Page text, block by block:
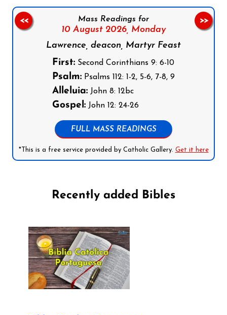
Mass Readings for
10 August 2026, Monday
Lawrence, deacon, Martyr Feast
First: Second Corinthians 9: 6-10
Psalm: Psalms 112: 1-2, 5-6, 7-8, 9
Alleluia: John 8: 12bc
Gospel: John 12: 24-26
FULL MASS READINGS
*This is a free service provided by Catholic Gallery. Get it here
<< >>
Recently added Bibles